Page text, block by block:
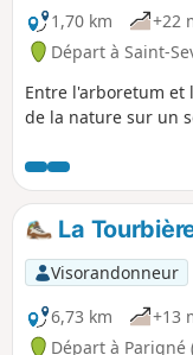
1,70 km
+22
Départ à Saint-
Entre l'arboretum et
de la nature sur un
La
Visorandonneur
6,73 km
+13
Départ à Parigné